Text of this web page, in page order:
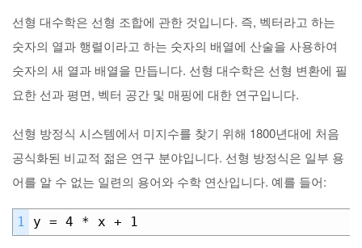
선형 대수학은 선형 조합에 관한 것입니다. 즉, 벡터라고 하는
숫자의 열과 행렬이라고 하는 숫자의 배열에 산술을 사용하여
숫자의 새 열과 배열을 만듭니다. 선형 대수학은 선형 변환에 필
요한 선과 평면, 벡터 공간 및 매핑에 대한 연구입니다.
선형 방정식 시스템에서 미지수를 찾기 위해 1800년대에 처음
공식화된 비교적 젊은 연구 분야입니다. 선형 방정식은 일부 용
어를 알 수 없는 일련의 용어와 수학 연산입니다. 예를 들어:
1 y = 4 * x + 1